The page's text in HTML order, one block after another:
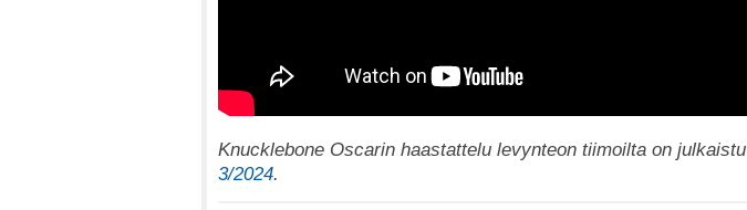
Knucklebone Oscarin haastattelu levynteon tiimoilta on julkaistu
3/2024.